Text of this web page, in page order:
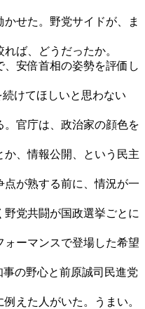
せた。野党サイドが、ま
ば、どうだったか。
安倍首相の姿勢を評価し
けてほしいと思わない
官庁は、政治家の顔色を
か、情報公開、という民主
が熟する前に、情況が一
党共闘が国政選挙ごとに
ォーマンスで登場した希望
の野心と前原誠司民進党
えた人がいた。うまい。